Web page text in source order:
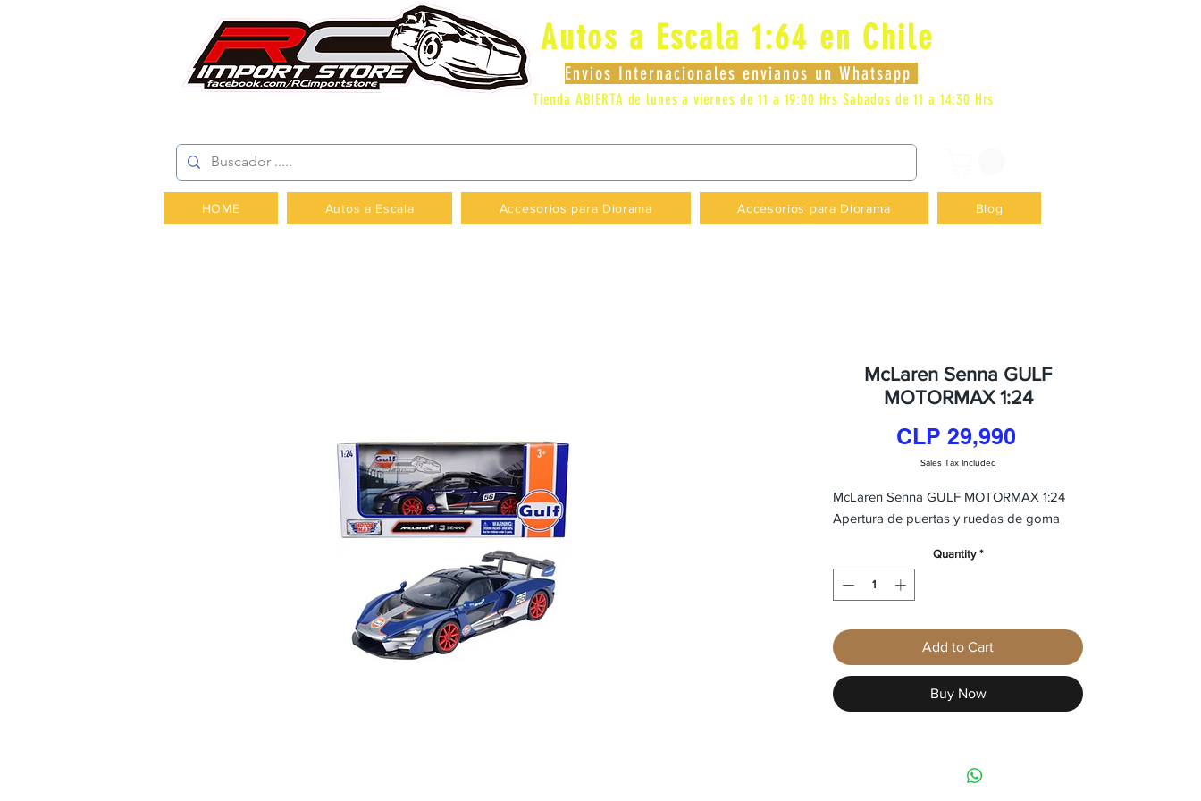
Autos a Escala 1:64 en Chile
Envios Internacionales envianos un Whatsapp
Tienda ABIERTA de lunes a viernes de 11 a 19:00 Hrs Sabados de 11 a 14:30 Hrs
HOME Autos a Escala Accesorios para Diorama Accesorios para Diorama Blog
McLaren Senna GULF
MOTORMAX 1:24
CLP 29,990Price
Sales Tax Included
McLaren Senna GULF MOTORMAX 1:24
Apertura de puertas y ruedas de goma
Quantity *
Add to Cart
Buy Now